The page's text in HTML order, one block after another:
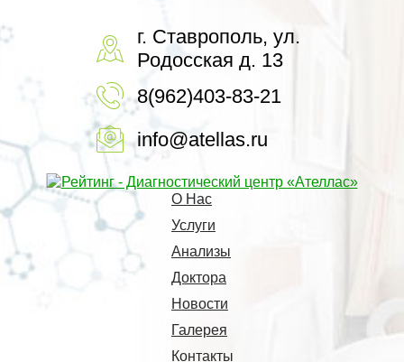
г. Ставрополь, ул.
Родосская д. 13
8(962)403-83-21
info@atellas.ru
О Нас
Услуги
Анализы
Доктора
Новости
Галерея
Контакты